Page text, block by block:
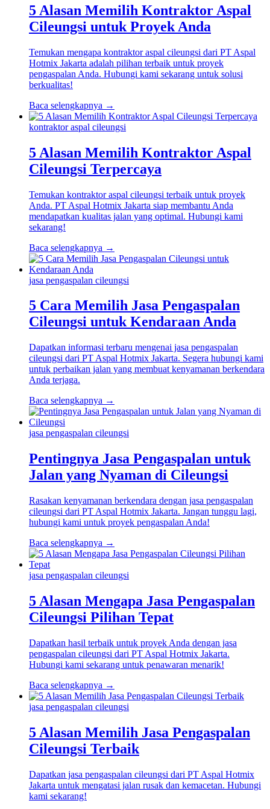
5 Alasan Memilih Kontraktor Aspal
Cileungsi untuk Proyek Anda
Temukan mengapa kontraktor aspal cileungsi dari PT Aspal
Hotmix Jakarta adalah pilihan terbaik untuk proyek
pengaspalan Anda. Hubungi kami sekarang untuk solusi
berkualitas!
Baca selengkapnya →
kontraktor aspal cileungsi
5 Alasan Memilih Kontraktor Aspal
Cileungsi Terpercaya
Temukan kontraktor aspal cileungsi terbaik untuk proyek
Anda. PT Aspal Hotmix Jakarta siap membantu Anda
mendapatkan kualitas jalan yang optimal. Hubungi kami
sekarang!
Baca selengkapnya →
jasa pengaspalan cileungsi
5 Cara Memilih Jasa Pengaspalan
Cileungsi untuk Kendaraan Anda
Dapatkan informasi terbaru mengenai jasa pengaspalan
cileungsi dari PT Aspal Hotmix Jakarta. Segera hubungi kami
untuk perbaikan jalan yang membuat kenyamanan berkendara
Anda terjaga.
Baca selengkapnya →
jasa pengaspalan cileungsi
Pentingnya Jasa Pengaspalan untuk
Jalan yang Nyaman di Cileungsi
Rasakan kenyamanan berkendara dengan jasa pengaspalan
cileungsi dari PT Aspal Hotmix Jakarta. Jangan tunggu lagi,
hubungi kami untuk proyek pengaspalan Anda!
Baca selengkapnya →
jasa pengaspalan cileungsi
5 Alasan Mengapa Jasa Pengaspalan
Cileungsi Pilihan Tepat
Dapatkan hasil terbaik untuk proyek Anda dengan jasa
pengaspalan cileungsi dari PT Aspal Hotmix Jakarta.
Hubungi kami sekarang untuk penawaran menarik!
Baca selengkapnya →
jasa pengaspalan cileungsi
5 Alasan Memilih Jasa Pengaspalan
Cileungsi Terbaik
Dapatkan jasa pengaspalan cileungsi dari PT Aspal Hotmix
Jakarta untuk mengatasi jalan rusak dan kemacetan. Hubungi
kami sekarang!